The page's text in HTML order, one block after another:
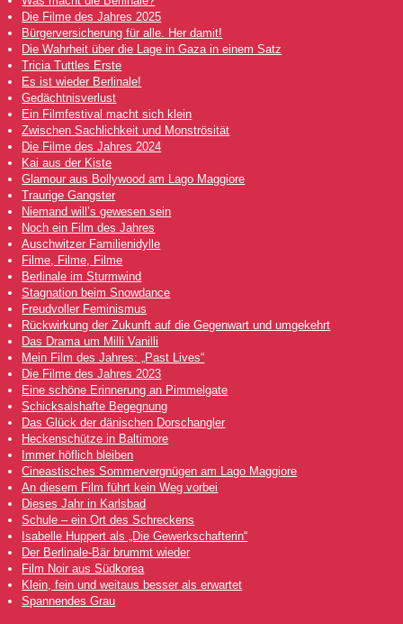
Die Filme des Jahres 2025
Bürgerversicherung für alle. Her damit!
Die Wahrheit über die Lage in Gaza in einem Satz
Tricia Tuttles Erste
Es ist wieder Berlinale!
Gedächtnisverlust
Ein Filmfestival macht sich klein
Zwischen Sachlichkeit und Monströsität
Die Filme des Jahres 2024
Kai aus der Kiste
Glamour aus Bollywood am Lago Maggiore
Traurige Gangster
Niemand will’s gewesen sein
Noch ein Film des Jahres
Auschwitzer Familienidylle
Filme, Filme, Filme
Berlinale im Sturmwind
Stagnation beim Snowdance
Freudvoller Feminismus
Rückwirkung der Zukunft auf die Gegenwart und umgekehrt
Das Drama um Milli Vanilli
Mein Film des Jahres: „Past Lives“
Die Filme des Jahres 2023
Eine schöne Erinnerung an Pimmelgate
Schicksalshafte Begegnung
Das Glück der dänischen Dorschangler
Heckenschütze in Baltimore
Immer höflich bleiben
Cineastisches Sommervergnügen am Lago Maggiore
An diesem Film führt kein Weg vorbei
Dieses Jahr in Karlsbad
Schule – ein Ort des Schreckens
Isabelle Huppert als „Die Gewerkschafterin“
Der Berlinale-Bär brummt wieder
Film Noir aus Südkorea
Klein, fein und weitaus besser als erwartet
Spannendes Grau